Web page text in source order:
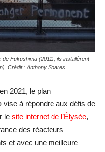
de Fukushima (2011), ils installèrent
Crédit : Anthony Soares.
2021, le plan
vise à répondre aux défis de
le site internet de l’Élysée,
des réacteurs
et avec une meilleure